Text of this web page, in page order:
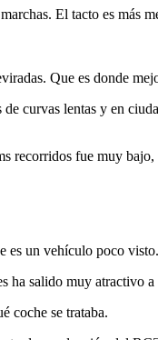
El tacto es más
Que es donde
curvas lentas y en
recorridos fue muy
es un vehículo poco
salido muy atractivo
coche se trataba.